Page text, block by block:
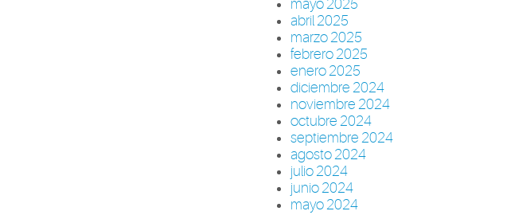
mayo 2025
abril 2025
marzo 2025
febrero 2025
enero 2025
diciembre 2024
noviembre 2024
octubre 2024
septiembre 2024
agosto 2024
julio 2024
junio 2024
mayo 2024